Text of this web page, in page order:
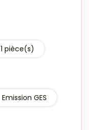
1 pièce(s)
Emission GES